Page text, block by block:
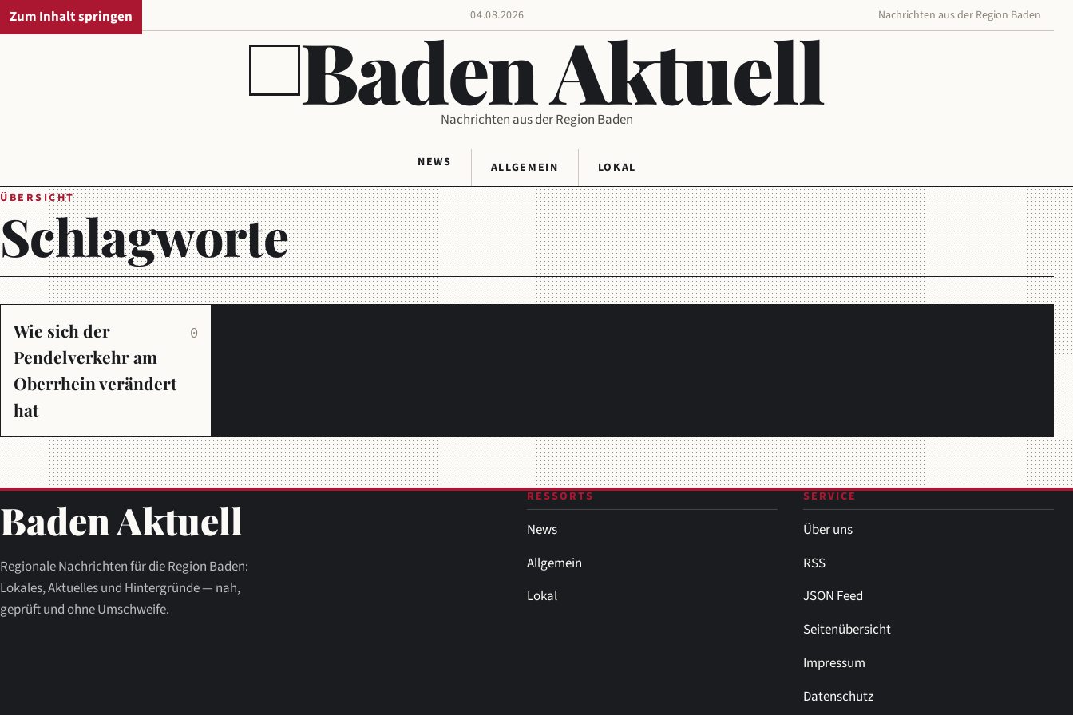
Zum Inhalt springen
REGIONALAUSGABE 04.08.2026 Nachrichten aus der Region Baden
Baden Aktuell
Nachrichten aus der Region Baden
NEWS ALLGEMEIN
LOKAL
ÜBERSICHT
Schlagworte
Wie sich der
Pendelverkehr am
Oberrhein verändert
hat
0
Baden Aktuell
Regionale Nachrichten für die Region Baden:
Lokales, Aktuelles und Hintergründe — nah,
geprüft und ohne Umschweife.
RESSORTS
News
Allgemein
Lokal
SERVICE
Über uns
RSS
JSON Feed
Seitenübersicht
Impressum
Datenschutz